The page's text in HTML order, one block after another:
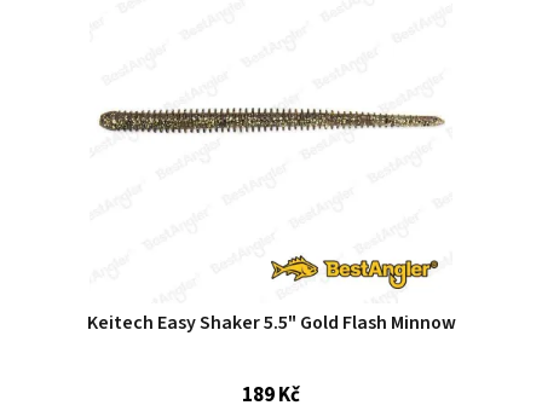
Keitech Easy Shaker 5.5" Gold Flash Minnow
189 Kč